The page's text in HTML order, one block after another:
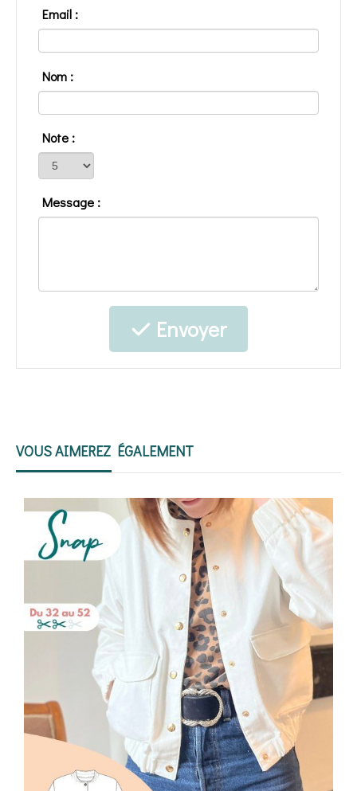
Email :
Nom :
Note :
Message :
Envoyer
VOUS AIMEREZ ÉGALEMENT